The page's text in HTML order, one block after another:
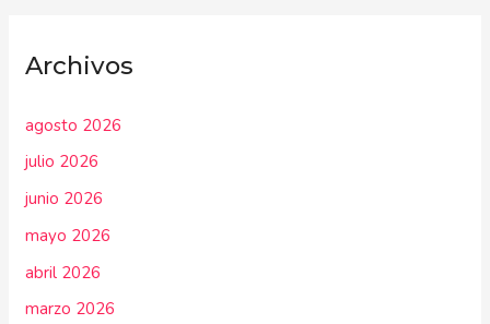
Archivos
agosto 2026
julio 2026
junio 2026
mayo 2026
abril 2026
marzo 2026